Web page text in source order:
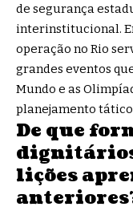
de segurança
interinstitucional.
operação no Rio
grandes eventos
Mundo e as
planejamento
De que
lições